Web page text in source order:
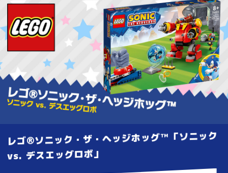
レゴ®ソニック・ザ・ヘッジホッグ™「ソニック
vs. デスエッグロボ」